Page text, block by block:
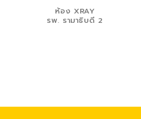
ห้อง XRAY
รพ. รามาธิบดี 2